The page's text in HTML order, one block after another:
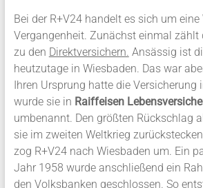
Bei der R+V24 handelt es sich um
Vergangenheit. Zunächst einmal zählt
zu den Direktversichern. Ansässig ist
heutzutage in Wiesbaden. Das war
Ihren Ursprung hatte die Versicherung
wurde sie in Raiffeisen
umbenannt. Den größten Rückschlag
sie im zweiten Weltkrieg
zog R+V24 nach Wiesbaden um. Ein
Jahr 1958 wurde anschließend ein
den Volksbanken geschlossen. So